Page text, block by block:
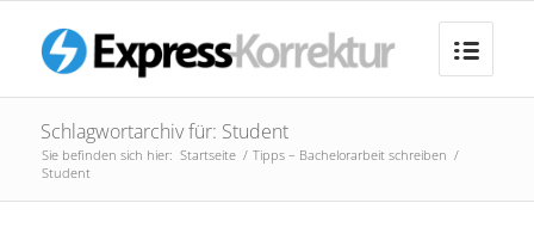
Schlagwortarchiv für: Student
Sie befinden sich hier: Startseite / Tipps – Bachelorarbeit schreiben /
Student